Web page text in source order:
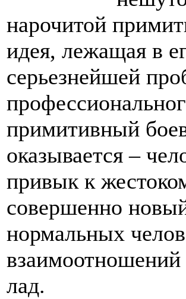
нарочитой
идея, лежащая в
серьезнейшей
примитивный
оказывается –
привык к
совершенно
нормальных
взаимоотношений
лад.